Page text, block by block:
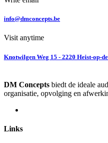
info@dmconcepts.be
Visit anytime
Knotwilgen Weg 15 - 2220 Heist-op-
DM Concepts biedt de ideale
organisatie, opvolging en
Links